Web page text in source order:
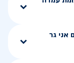
אני גר